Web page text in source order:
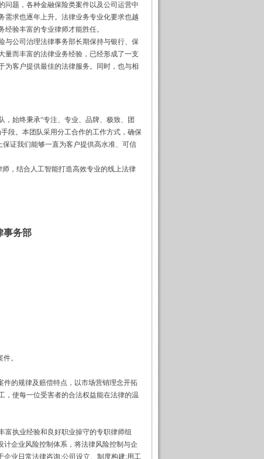
问题，各种金融保险类案件以及公司运营中
需求也逐年上升。法律业务专业化要求也越
验丰富的专业律师才能胜任。
公司治理法律事务部长期保持与银行、保
量而丰富的法律业务经验，已经形成了一支
为客户提供最佳的法律服务。同时，也与相
始终秉承“专注、专业、品牌、极致、团
段。本团队采用分工合作的工作方式，确保
证我们能够一直为客户提供高水准、可信
，结合人工智能打造高效专业的线上法律
务部
。
的规律及赔偿特点，以市场营销理念开拓
，使每一位受害者的合法权益能在法律的温
执业经验和良好职业操守的专职律师组
计企业风险控制体系，将法律风险控制与企
业日常法律咨询;公司设立、制度构建;用工